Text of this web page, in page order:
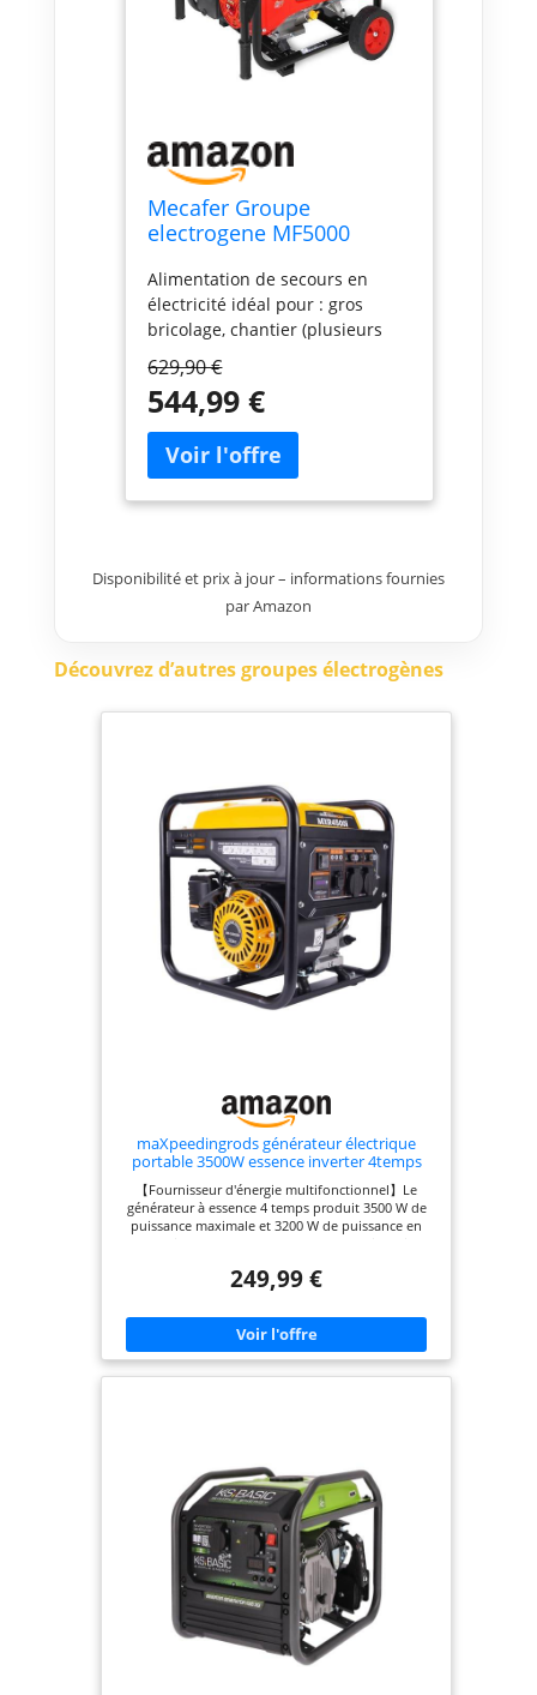
Mecafer Groupe
electrogene MF5000
Alimentation de secours en
électricité idéal pour : gros
bricolage, chantier (plusieurs
caravaging, restaurant mobile
(pizza, frites,), éclairage pour
soirées extérieures, spectacle,
concert; Puissance continue :
4000W, Puissance max : 4300W;
Moteur : 275 cm3, 9HP max,
Réservoir : 18L, Autonomie de
9H; Système AVR (régulation de
et 1 prise 12V DC 5A; Protection
contre les surcharges et
système d’alerte sonore si
électrique; Facilement
transportable sur tous les sols
grâce aux grandes roues et
poignées basculantes
629,90 €
544,99 €
Disponibilité et prix à jour – informations fournies
par Amazon
Découvrez d’autres groupes électrogènes
maXpeedingrods générateur électrique
portable 3500W essence inverter 4temps
【Fournisseur d'énergie multifonctionnel】Le
générateur à essence 4 temps produit 3500 W de
puissance maximale et 3200 W de puissance en
maison familiale, d'alimenter les climatiseurs et de
comme les réfrigérateurs, les machines à café en
même temps. 【Fournit une énergie propre】Cette
technologie d'onduleur fournit une puissance plus
stable, produit une énergie propre pour faire
; affiche le carburant restant, idéal pour le
changement de carburant en temps opportun ;
affiche le temps de fonctionnement cumulatif,
idéal pour la maintenance ultérieure du générateur
; affiche le temps de fonctionnement unique,
fonction de temporisation parfaite. 【 Moteur
léger et puissant 】 Seulement 26 kg, petit et
compact, facile à transporter, moteur OHV de 223
cc avec deux ports de 230 V et un connecteur DC
de 12 V, fournit beaucoup de puissance pour de
multiples tâches. 【Garantie de marque】
249,99 €